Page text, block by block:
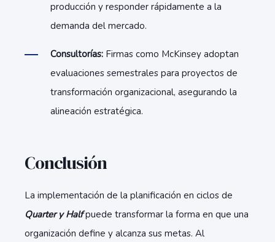
producción y responder rápidamente a la
demanda del mercado.
Consultorías: Firmas como McKinsey adoptan
evaluaciones semestrales para proyectos de
transformación organizacional, asegurando la
alineación estratégica.
Conclusión
La implementación de la planificación en ciclos de
Quarter y Halfpuede transformar la forma en que una
organización define y alcanza sus metas. Al